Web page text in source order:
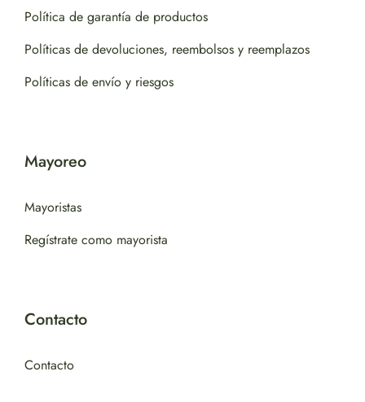
Política de garantía de productos
Políticas de devoluciones, reembolsos y reemplazos
Políticas de envío y riesgos
Mayoreo
Mayoristas
Regístrate como mayorista
Contacto
Contacto